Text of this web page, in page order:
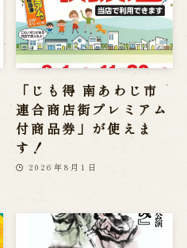
「じも得 南あわじ市
連合商店街プレミアム
付商品券」が使えま
す！
2026年8月1日